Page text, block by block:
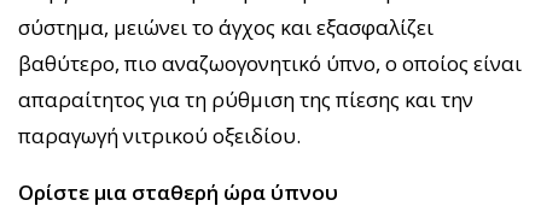
σύστημα, μειώνει το άγχος και εξασφαλίζει
βαθύτερο, πιο αναζωογονητικό ύπνο, ο οποίος είναι
απαραίτητος για τη ρύθμιση της πίεσης και την
παραγωγή νιτρικού οξειδίου.
Ορίστε μια σταθερή ώρα ύπνου